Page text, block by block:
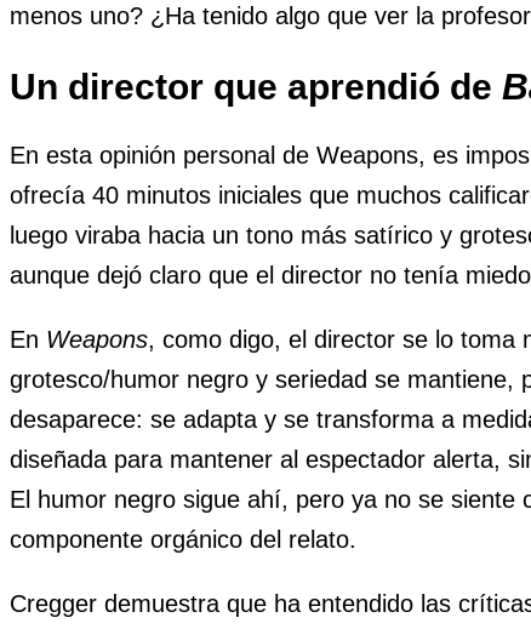
menos uno? ¿Ha tenido algo que ver la
Un director que aprendió de
En esta opinión personal de Weapons, es
ofrecía 40 minutos iniciales que muchos
luego viraba hacia un tono más satírico y
aunque dejó claro que el director no tenía
En Weapons, como digo, el director se lo toma
grotesco/humor negro y seriedad se mantiene,
desaparece: se adapta y se transforma a
diseñada para mantener al espectador alerta,
El humor negro sigue ahí, pero ya no se siente
componente orgánico del relato.
Cregger demuestra que ha entendido las